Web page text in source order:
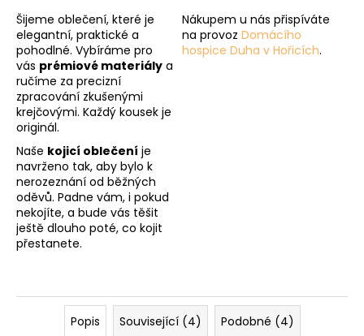
Šijeme oblečení, které je
elegantní, praktické a
pohodlné. Vybíráme pro
vás prémiové materiály a
ručíme za precizní
zpracování zkušenými
krejčovými. Každý kousek je
originál.
Naše kojicí oblečení je
navrženo tak, aby bylo k
nerozeznání od běžných
oděvů. Padne vám, i pokud
nekojíte, a bude vás těšit
ještě dlouho poté, co kojit
přestanete.
Nákupem u nás přispíváte
na provoz Domácího
hospice Duha v Hořicích.
Popis Související (4) Podobné (4)